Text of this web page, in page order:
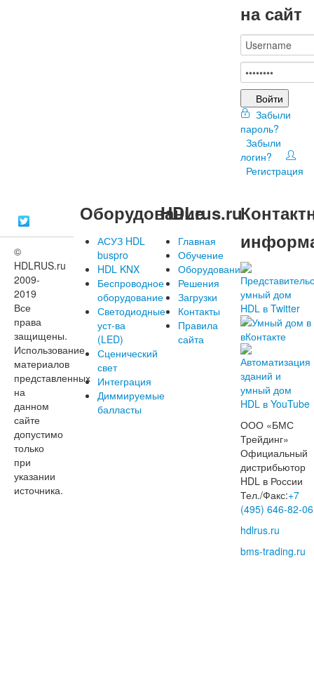
на сайт
Войти
Забыли
пароль?
Забыли
логин?
Регистрация
©
HDLRUS.ru
2009-
2019
Все
права
защищены.
Использование
материалов
представленных
на
данном
сайте
допустимо
только
при
указании
источника.
Оборудование
АСУЗ HDL
buspro
HDL KNX
Беспроводное
оборудование
Светодиодные
уст-ва
(LED)
Сценический
свет
Интеграция
Диммируемые
балласты
HDLrus.ru
Главная
Обучение
Оборудование
Решения
Загрузки
Контакты
Правила
сайта
ООО «БМС
Трейдинг»
Официальный
дистрибьютор
HDL в России
Тел./Факс:+7
(495) 646-82-06
hdlrus.ru
bms-trading.ru